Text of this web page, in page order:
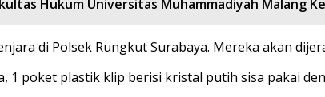
Hukum Universitas Muhammadiyah Malang
di Polsek Rungkut Surabaya. Mereka akan
1 poket plastik klip berisi kristal putih sisa pakai